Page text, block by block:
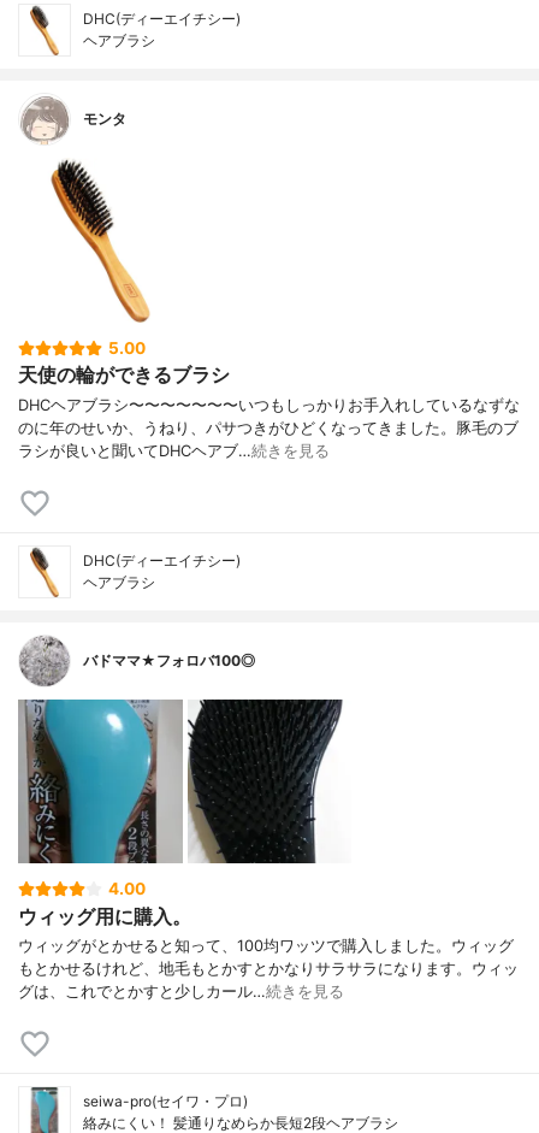
DHC(ディーエイチシー)
ヘアブラシ
モンタ
5.00
天使の輪ができるブラシ
DHCヘアブラシ〜〜〜〜〜〜〜いつもしっかりお手入れしているなずな
のに年のせいか、うねり、パサつきがひどくなってきました。豚毛のブ
ラシが良いと聞いてDHCヘアブ…続きを見る
DHC(ディーエイチシー)
ヘアブラシ
バドママ★フォロバ100◎
4.00
ウィッグ用に購入。
ウィッグがとかせると知って、100均ワッツで購入しました。ウィッグ
もとかせるけれど、地毛もとかすとかなりサラサラになります。ウィッ
グは、これでとかすと少しカール…続きを見る
seiwa-pro(セイワ・プロ)
絡みにくい！ 髪通りなめらか長短2段ヘアブラシ